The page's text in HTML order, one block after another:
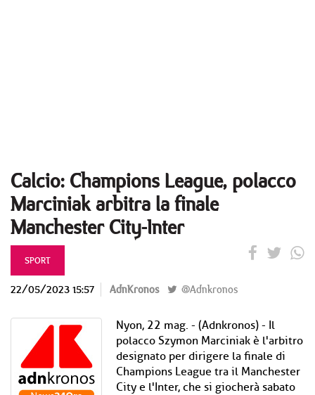
Calcio: Champions League, polacco
Marciniak arbitra la finale
Manchester City-Inter
SPORT
22/05/2023 15:57 AdnKronos @Adnkronos
Nyon, 22 mag. - (Adnkronos) - Il
polacco Szymon Marciniak è l'arbitro
designato per dirigere la finale di
Champions League tra il Manchester
City e l'Inter, che si giocherà sabato